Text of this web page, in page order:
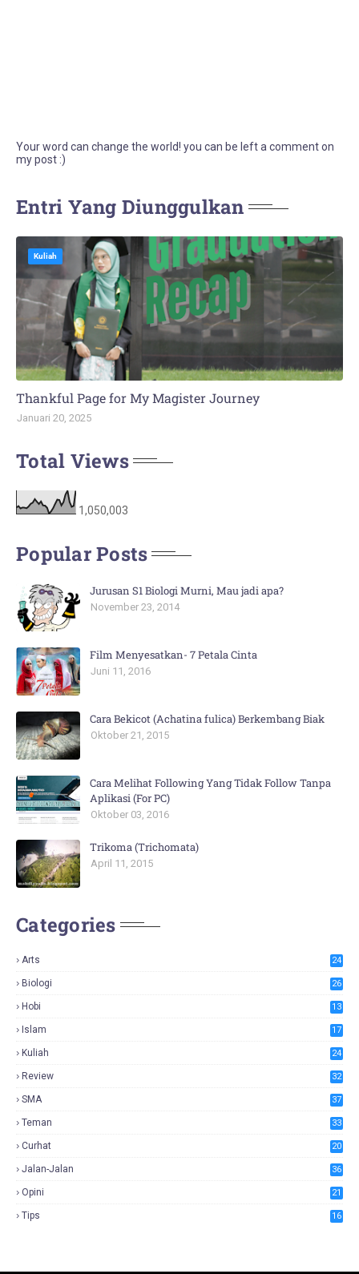
Your word can change the world! you can be left a comment on
my post :)
Entri Yang Diunggulkan
Kuliah
Thankful Page for My Magister Journey
Januari 20, 2025
Total Views
1,050,003
Popular Posts
Jurusan S1 Biologi Murni, Mau jadi apa?
November 23, 2014
Film Menyesatkan- 7 Petala Cinta
Juni 11, 2016
Cara Bekicot (Achatina fulica) Berkembang Biak
Oktober 21, 2015
Cara Melihat Following Yang Tidak Follow Tanpa
Aplikasi (For PC)
Oktober 03, 2016
Trikoma (Trichomata)
April 11, 2015
Categories
Arts 24
Biologi 26
Hobi 13
Islam 17
Kuliah 24
Review 32
SMA 37
Teman 33
Curhat 20
Jalan-Jalan 36
Opini 21
Tips 16